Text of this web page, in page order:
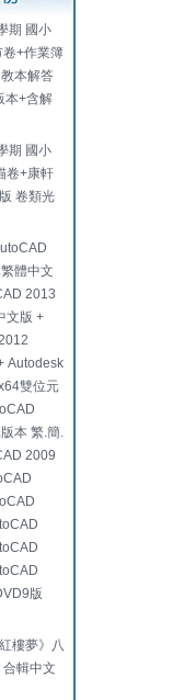
期 國小
卷+作業簿
本解答
本+含解
期 國小
卷+康軒
卷類光
體中文
2013
文版 +
Autodesk
雙位元
本 繁.簡.
2009
版
樓夢》八
輯中文